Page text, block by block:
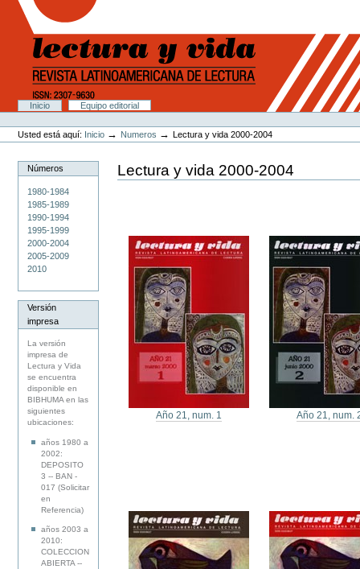
Cambiar
contenido.
navegación
Secciones
Inicio
Equipo editorial
Herramientas
Personales
Usted está aquí: Inicio → Numeros →Lectura y vida 2000-2004
Números
1980-1984
1985-1989
1990-1994
1995-1999
2000-2004
2005-2009
2010
Versión
impresa
La versión
impresa de
Lectura y Vida
se encuentra
disponible en
BIBHUMA en las
siguientes
ubicaciones:
años 1980 a
2002:
DEPOSITO
3 -- BAN -
017 (Solicitar
en
Referencia)
años 2003 a
2010:
COLECCION
ABIERTA --
Lectura y vida 2000-2004
Año 21, num. 1 Año 21, num.